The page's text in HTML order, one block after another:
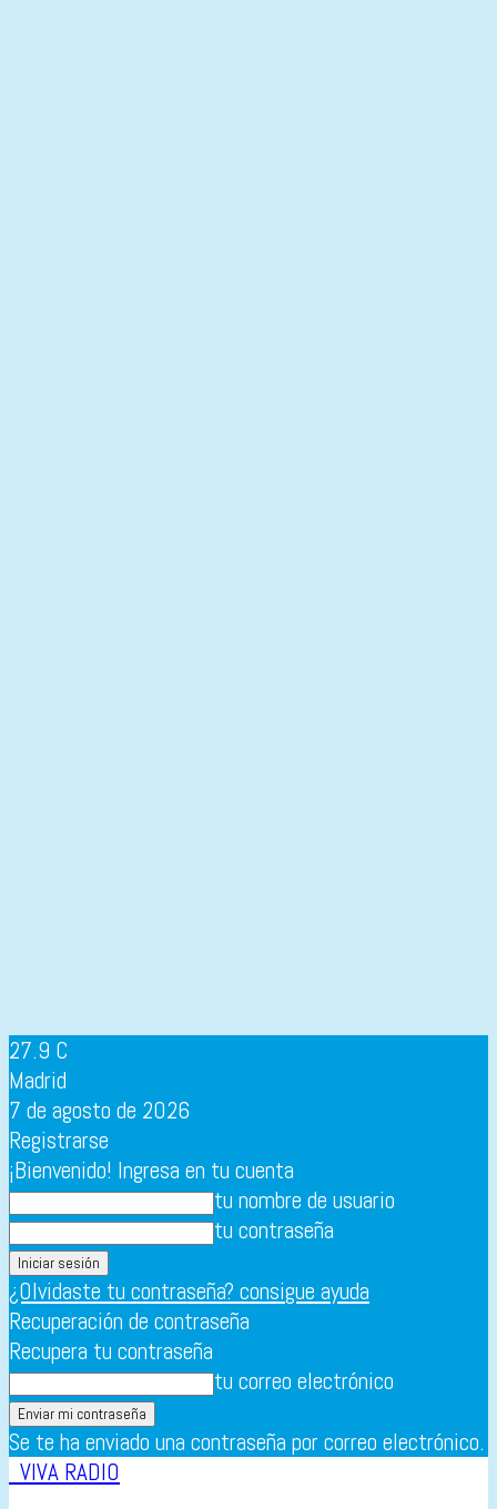
27.9 C
Madrid
7 de agosto de 2026
Registrarse
¡Bienvenido! Ingresa en tu cuenta
tu nombre de usuario
tu contraseña
¿Olvidaste tu contraseña? consigue ayuda
Recuperación de contraseña
Recupera tu contraseña
tu correo electrónico
Se te ha enviado una contraseña por correo electrónico.
VIVA RADIO